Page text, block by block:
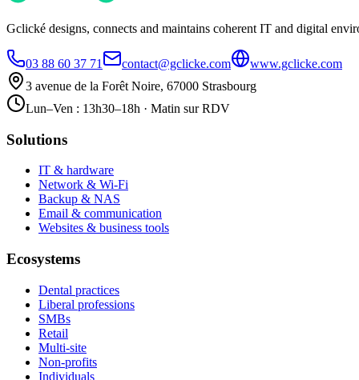
Gclické designs, connects and maintains coherent IT and digital
03 88 60 37 71 contact@gclicke.com
www.gclicke.com
3 avenue de la Forêt Noire, 67000 Strasbourg
Lun–Ven : 13h30–18h · Matin sur RDV
Solutions
IT & hardware
Network & Wi-Fi
Backup & NAS
Email & communication
Websites & business tools
Ecosystems
Dental practices
Liberal professions
SMBs
Retail
Multi-site
Non-profits
Individuals